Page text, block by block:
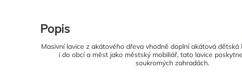
Popis
Masivní lavice z akátového dřeva vhodně doplní akátová dětská
i do obcí a měst jako městský mobiliář, tato lavice
soukromých zahradách.